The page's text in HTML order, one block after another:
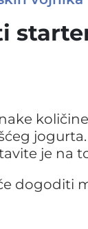
je na
dogoditi